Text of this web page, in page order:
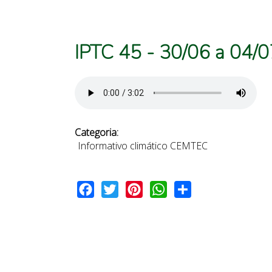
IPTC 45 - 30/06 a 04/
Categoria:
Informativo climático CEMTEC
Facebook
Twitter PinterestWhatsApp